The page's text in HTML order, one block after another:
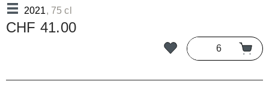
2021, 75 cl
CHF 41.00